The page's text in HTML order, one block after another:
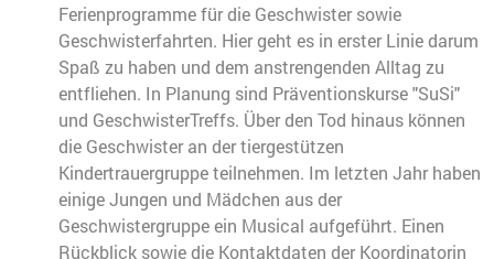
Ferienprogramme für die Geschwister sowie
Geschwisterfahrten. Hier geht es in erster Linie darum
Spaß zu haben und dem anstrengenden Alltag zu
entfliehen. In Planung sind Präventionskurse "SuSi"
und GeschwisterTreffs. Über den Tod hinaus können
die Geschwister an der tiergestützen
Kindertrauergruppe teilnehmen. Im letzten Jahr haben
einige Jungen und Mädchen aus der
Geschwistergruppe ein Musical aufgeführt. Einen
Rückblick sowie die Kontaktdaten der Koordinatorin